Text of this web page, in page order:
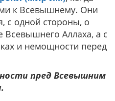
к Всевышнему. Они
с одной стороны, о
Аллаха, а с
и немощности перед
пред Всевышним